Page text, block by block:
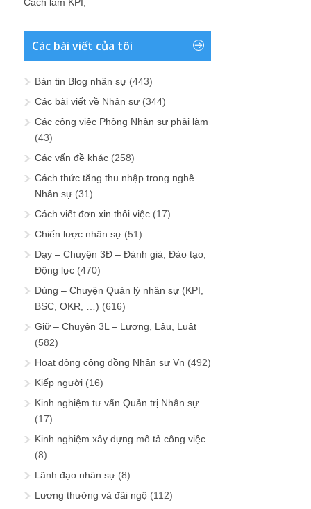
Cách làm KPI ;
Các bài viết của tôi
Bản tin Blog nhân sự (443)
Các bài viết về Nhân sự (344)
Các công việc Phòng Nhân sự phải làm
(43)
Các vấn đề khác (258)
Cách thức tăng thu nhập trong nghề
Nhân sự (31)
Cách viết đơn xin thôi việc (17)
Chiến lược nhân sự (51)
Dạy – Chuyện 3Đ – Đánh giá, Đào tạo,
Động lực (470)
Dùng – Chuyện Quản lý nhân sự (KPI,
BSC, OKR, …) (616)
Giữ – Chuyện 3L – Lương, Lậu, Luật
(582)
Hoạt động cộng đồng Nhân sự Vn (492)
Kiếp người (16)
Kinh nghiệm tư vấn Quản trị Nhân sự
(17)
Kinh nghiệm xây dựng mô tả công việc
(8)
Lãnh đạo nhân sự (8)
Lương thưởng và đãi ngộ (112)